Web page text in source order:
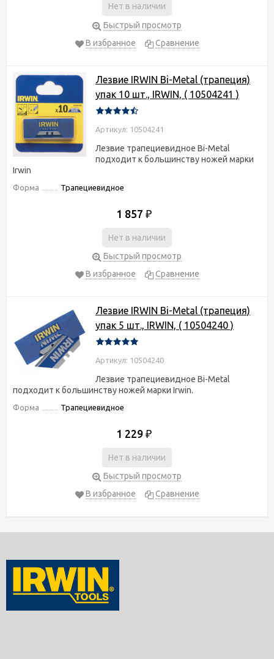
Нет в наличии
Быстрый просмотр
В избранное
Сравнение
Лезвие IRWIN Bi-Metal (трапеция)
упак 10 шт., IRWIN, ( 10504241 )
Артикул: 10504241
Лезвие трапециевидное Bi-Metal
подходит к большинству ножей марки
Irwin
Форма Трапециевидное
1 857 ₽
Нет в наличии
Быстрый просмотр
В избранное
Сравнение
Лезвие IRWIN Bi-Metal (трапеция)
упак 5 шт., IRWIN, ( 10504240 )
Артикул: 10504240
Лезвие трапециевидное Bi-Metal
подходит к большинству ножей марки Irwin.
Форма Трапециевидное
1 229 ₽
Нет в наличии
Быстрый просмотр
В избранное
Сравнение